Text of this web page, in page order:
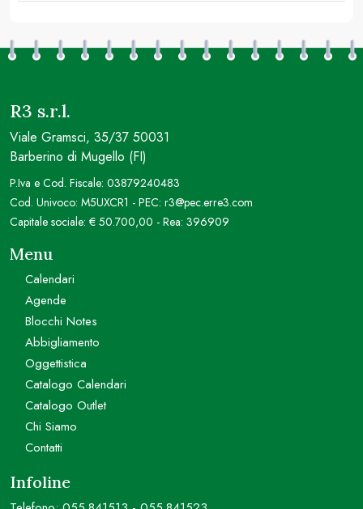
R3 s.r.l.
Viale Gramsci, 35/37 50031
Barberino di Mugello (FI)
P.Iva e Cod. Fiscale: 03879240483
Cod. Univoco: M5UXCR1 - PEC: r3@pec.erre3.com
Capitale sociale: € 50.700,00 - Rea: 396909
Menu
Calendari
Agende
Blocchi Notes
Abbigliamento
Oggettistica
Catalogo Calendari
Catalogo Outlet
Chi Siamo
Contatti
Infoline